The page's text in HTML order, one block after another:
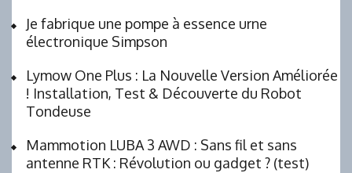
Je fabrique une pompe à essence urne
électronique Simpson
Lymow One Plus : La Nouvelle Version Améliorée
! Installation, Test & Découverte du Robot
Tondeuse
Mammotion LUBA 3 AWD : Sans fil et sans
antenne RTK : Révolution ou gadget ? (test)